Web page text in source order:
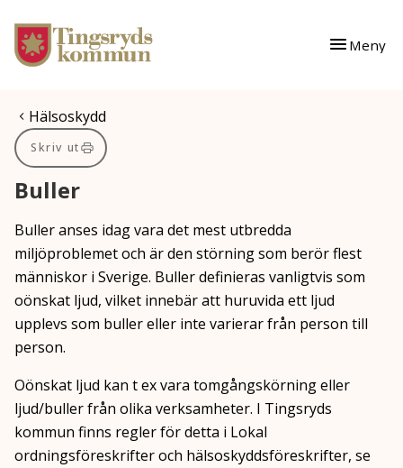
Gå till innehåll
Gå till huvudmeny
Meny
Du är här:
Hälsoskydd
Skriv ut
Buller
Buller anses idag vara det mest utbredda
miljöproblemet och är den störning som berör flest
människor i Sverige. Buller definieras vanligtvis som
oönskat ljud, vilket innebär att huruvida ett ljud
upplevs som buller eller inte varierar från person till
person.
Oönskat ljud kan t ex vara tomgångskörning eller
ljud/buller från olika verksamheter. I Tingsryds
kommun finns regler för detta i Lokal
ordningsföreskrifter och hälsoskyddsföreskrifter, se